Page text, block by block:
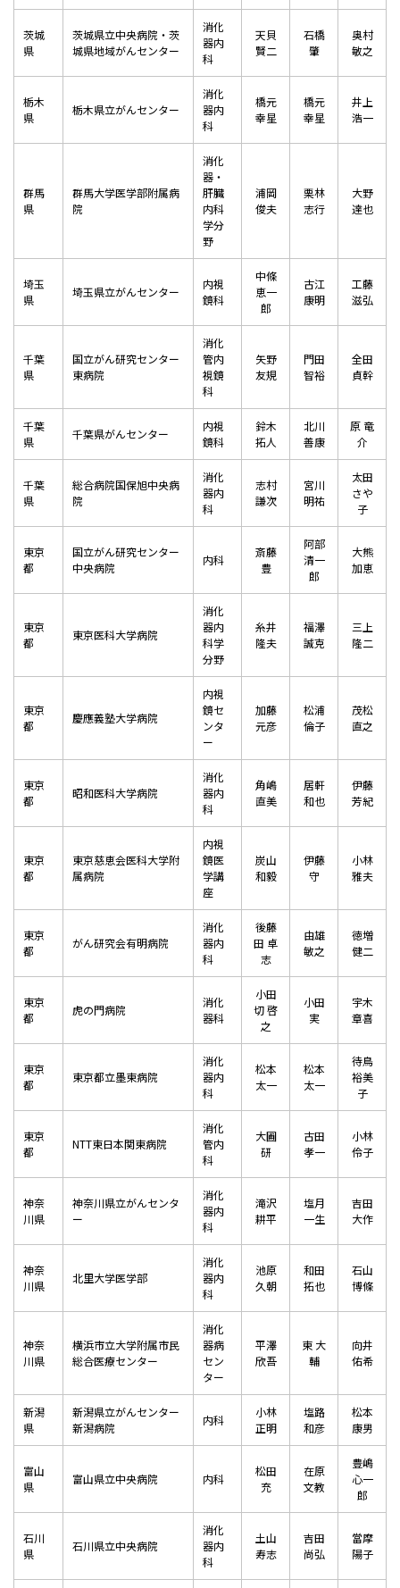
茨城
県
茨城県立中央病院・茨
城県地域がんセンター
消化
器内
科
天貝
賢二
石橋
肇
奥村
敏之
栃木
県
栃木県立がんセンター
消化
器内
科
橋元
幸星
橋元
幸星
井上
浩一
群馬
県
群馬大学医学部附属病
院
消化
器・
肝臓
内科
学分
野
浦岡
俊夫
栗林
志行
大野
達也
埼玉
県
埼玉県立がんセンター
内視
鏡科
中條
恵一
郎
古江
康明
工藤
滋弘
千葉
県
国立がん研究センター
東病院
消化
管内
視鏡
科
矢野
友規
門田
智裕
全田
貞幹
千葉
県
千葉県がんセンター
内視
鏡科
鈴木
拓人
北川
善康
原 竜
介
千葉
県
総合病院国保旭中央病
院
消化
器内
科
志村
謙次
宮川
明祐
太田
さや
子
東京
都
国立がん研究センター
中央病院
内科
斎藤
豊
阿部
清一
郎
大熊
加恵
東京
都
東京医科大学病院
消化
器内
科学
分野
糸井
隆夫
福澤
誠克
三上
隆二
東京
都
慶應義塾大学病院
内視
鏡セ
ンタ
ー
加藤
元彦
松浦
倫子
茂松
直之
東京
都
昭和医科大学病院
消化
器内
科
角嶋
直美
居軒
和也
伊藤
芳紀
東京
都
東京慈恵会医科大学附
属病院
内視
鏡医
学講
座
炭山
和毅
伊藤
守
小林
雅夫
東京
都
がん研究会有明病院
消化
器内
科
後藤
田 卓
志
由雄
敏之
徳増
健二
東京
都
虎の門病院
消化
器科
小田
切 啓
之
小田
実
宇木
章喜
東京
都
東京都立墨東病院
消化
器内
科
松本
太一
松本
太一
待鳥
裕美
子
東京
都
NTT東日本関東病院
消化
管内
科
大圃
研
古田
孝一
小林
伶子
神奈
川県
神奈川県立がんセンタ
ー
消化
器内
科
滝沢
耕平
塩月
一生
吉田
大作
神奈
川県
北里大学医学部
消化
器内
科
池原
久朝
和田
拓也
石山
博條
神奈
川県
横浜市立大学附属市民
総合医療センター
消化
器病
セン
ター
平澤
欣吾
東 大
輔
向井
佑希
新潟
県
新潟県立がんセンター
新潟病院
内科
小林
正明
塩路
和彦
松本
康男
富山
県
富山県立中央病院 内科
松田
充
在原
文教
豊嶋
心一
郎
石川
県
石川県立中央病院
消化
器内
科
土山
寿志
吉田
尚弘
當摩
陽子